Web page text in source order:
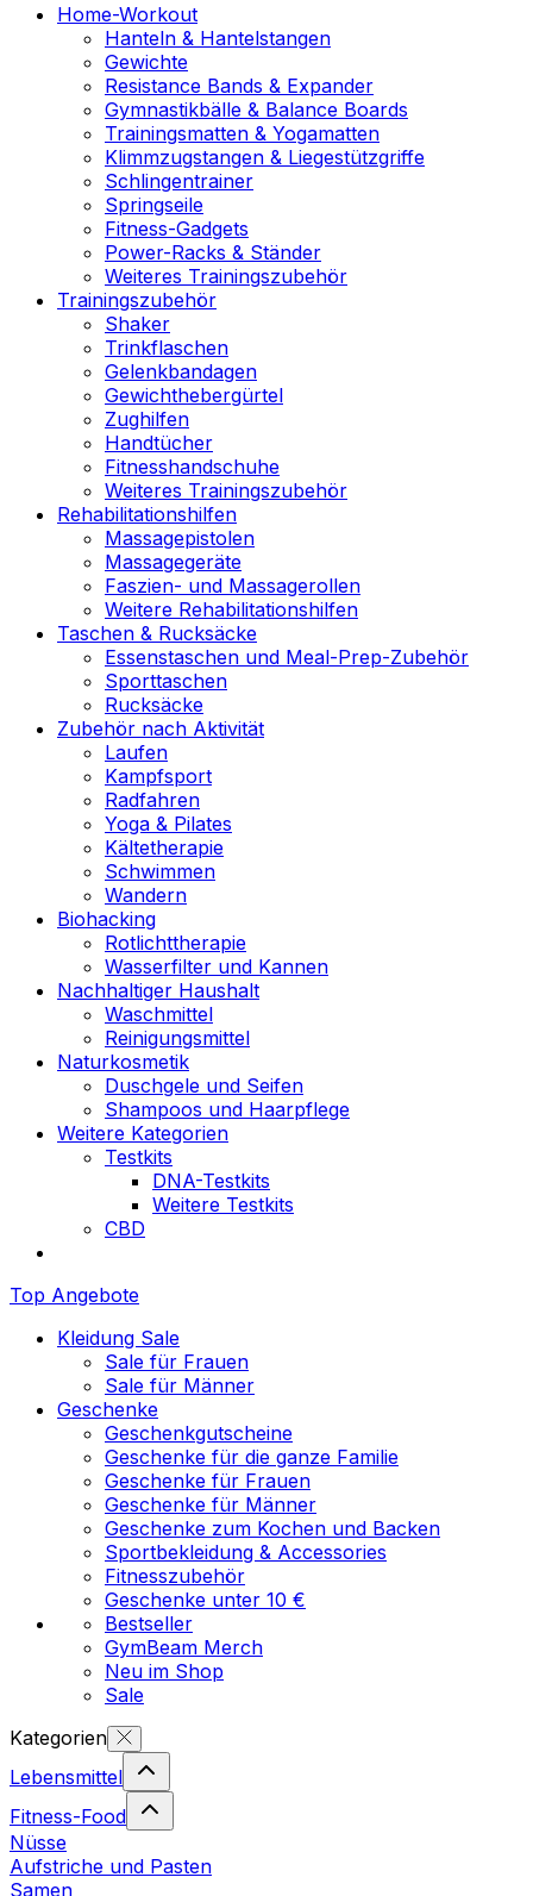
Home-Workout
Hanteln & Hantelstangen
Gewichte
Resistance Bands & Expander
Gymnastikbälle & Balance Boards
Trainingsmatten & Yogamatten
Klimmzugstangen & Liegestützgriffe
Schlingentrainer
Springseile
Fitness-Gadgets
Power-Racks & Ständer
Weiteres Trainingszubehör
Trainingszubehör
Shaker
Trinkflaschen
Gelenkbandagen
Gewichthebergürtel
Zughilfen
Handtücher
Fitnesshandschuhe
Weiteres Trainingszubehör
Rehabilitationshilfen
Massagepistolen
Massagegeräte
Faszien- und Massagerollen
Weitere Rehabilitationshilfen
Taschen & Rucksäcke
Essenstaschen und Meal-Prep-Zubehör
Sporttaschen
Rucksäcke
Zubehör nach Aktivität
Laufen
Kampfsport
Radfahren
Yoga & Pilates
Kältetherapie
Schwimmen
Wandern
Biohacking
Rotlichttherapie
Wasserfilter und Kannen
Nachhaltiger Haushalt
Waschmittel
Reinigungsmittel
Naturkosmetik
Duschgele und Seifen
Shampoos und Haarpflege
Weitere Kategorien
Testkits
DNA-Testkits
Weitere Testkits
CBD
Top Angebote
Kleidung Sale
Sale für Frauen
Sale für Männer
Geschenke
Geschenkgutscheine
Geschenke für die ganze Familie
Geschenke für Frauen
Geschenke für Männer
Geschenke zum Kochen und Backen
Sportbekleidung & Accessories
Fitnesszubehör
Geschenke unter 10 €
Bestseller
GymBeam Merch
Neu im Shop
Sale
Kategorien
Lebensmittel
Fitness-Food
Nüsse
Aufstriche und Pasten
Samen